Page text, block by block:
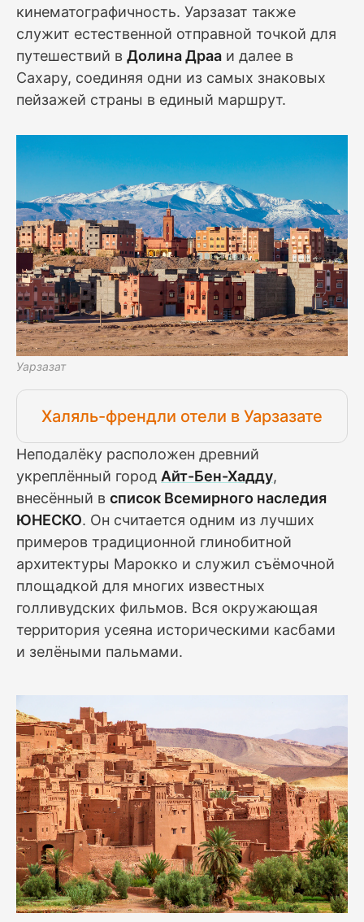
кинематографичность. Уарзазат также
служит естественной отправной точкой для
путешествий в Долина Драа и далее в
Сахару, соединяя одни из самых знаковых
пейзажей страны в единый маршрут.
Уарзазат
Халяль-френдли отели в Уарзазате
Неподалёку расположен древний
укреплённый город Айт-Бен-Хадду,
внесённый в список Всемирного наследия
ЮНЕСКО. Он считается одним из лучших
примеров традиционной глинобитной
архитектуры Марокко и служил съёмочной
площадкой для многих известных
голливудских фильмов. Вся окружающая
территория усеяна историческими касбами
и зелёными пальмами.